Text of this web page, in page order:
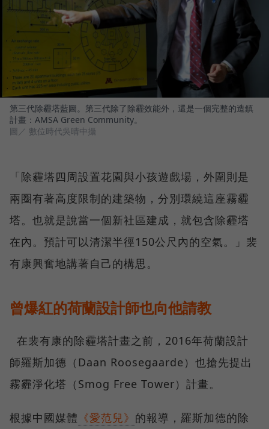
第三代除霾塔藍圖。第三代除了除霾效能外，還是一個完整的造鎮
計畫：AMSA Green Community。
圖／ 數位時代吳晴中攝
「除霾塔四周設置花園與小孩遊戲場，外圍則是
兩圈有著高度限制的建築物，分別環繞這座霧霾
塔。也就是說當一個新社區建成，就包含除霾塔
在內。預計可以清潔半徑150公尺內的空氣。」裴
有康興奮地講著自己的構思。
曾爆紅的荷蘭設計師也向他請教
在裴有康的除霾塔計畫之前，2016年荷蘭設計
師羅斯加德（Daan Roosegaarde）也搶先提出
霧霾淨化塔（Smog Free Tower）計畫。
根據中國媒體 《愛范兒》 的報導，羅斯加德的除